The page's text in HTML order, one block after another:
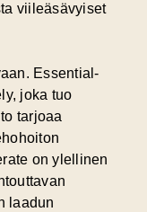
viileäsävyiset
Essential-
joka tuo
tarjoaa
on ylellinen
laadun